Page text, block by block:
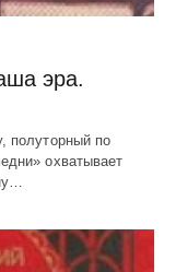
эра.
полуторный по
охватывает